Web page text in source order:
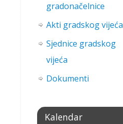
gradonačelnice
Akti gradskog vijeća
Sjednice gradskog
vijeća
Dokumenti
Kalendar